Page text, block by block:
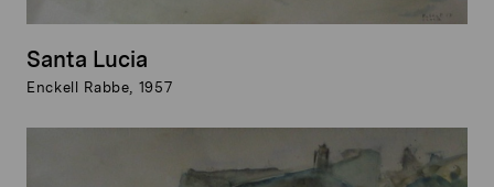
Santa Lucia
Enckell Rabbe, 1957